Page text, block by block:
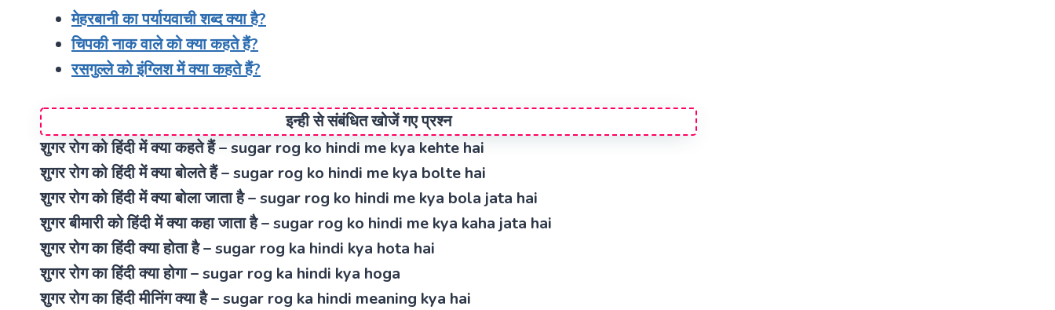
मेहरबानी का पर्यायवाची शब्द क्या है?
चिपकी नाक वाले को क्या कहते हैं?
रसगुल्ले को इंग्लिश में क्या कहते हैं?
इन्ही से संबंधित खोजें गए प्रश्न
शुगर रोग को हिंदी में क्या कहते हैं – sugar rog ko hindi me kya kehte hai
शुगर रोग को हिंदी में क्या बोलते हैं – sugar rog ko hindi me kya bolte hai
शुगर रोग को हिंदी में क्या बोला जाता है – sugar rog ko hindi me kya bola jata hai
शुगर बीमारी को हिंदी में क्या कहा जाता है – sugar rog ko hindi me kya kaha jata hai
शुगर रोग का हिंदी क्या होता है – sugar rog ka hindi kya hota hai
शुगर रोग का हिंदी क्या होगा – sugar rog ka hindi kya hoga
शुगर रोग का हिंदी मीनिंग क्या है – sugar rog ka hindi meaning kya hai